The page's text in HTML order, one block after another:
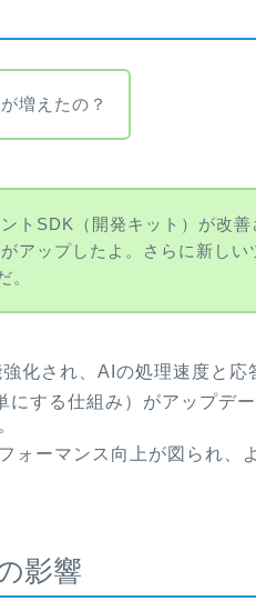
増えたの？
トSDK（開発キット）が改善
アップしたよ。さらに新しい
。
化され、AIの処理速度と応
する仕組み）がアップデ
ォーマンス向上が図られ、
影響